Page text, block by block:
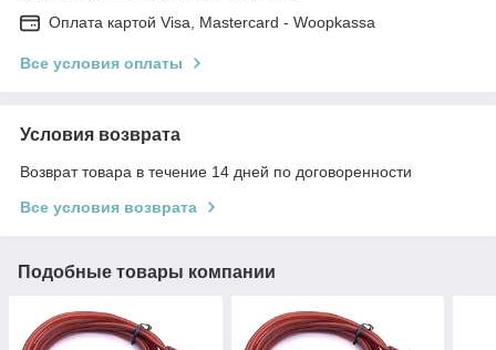
Оплата картой Visa, Mastercard - Woopkassa
Все условия оплаты
Условия возврата
Возврат товара в течение 14 дней по договоренности
Все условия возврата
Подобные товары компании